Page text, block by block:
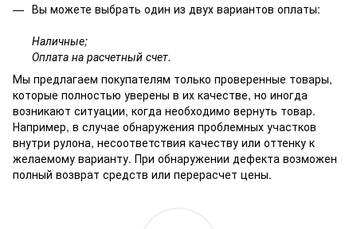
Вы можете выбрать один из двух вариантов оплаты:
Наличные;
Оплата на расчетный счет.
Мы предлагаем покупателям только проверенные товары,
которые полностью уверены в их качестве, но иногда
возникают ситуации, когда необходимо вернуть товар.
Например, в случае обнаружения проблемных участков
внутри рулона, несоответствия качеству или оттенку к
желаемому варианту. При обнаружении дефекта возможен
полный возврат средств или перерасчет цены.